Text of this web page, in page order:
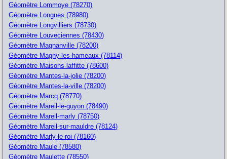
Géomètre Lommoye (78270)
Géomètre Longnes (78980)
Géomètre Longvilliers (78730)
Géomètre Louveciennes (78430)
Géomètre Magnanville (78200)
Géomètre Magny-les-hameaux (78114)
Géomètre Maisons-laffitte (78600)
Géomètre Mantes-la-jolie (78200)
Géomètre Mantes-la-ville (78200)
Géomètre Marcq (78770)
Géomètre Mareil-le-guyon (78490)
Géomètre Mareil-marly (78750)
Géomètre Mareil-sur-mauldre (78124)
Géomètre Marly-le-roi (78160)
Géomètre Maule (78580)
Géomètre Maulette (78550)